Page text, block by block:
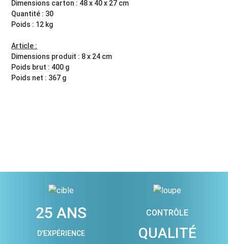
Dimensions carton : 48 x 40 x 27 cm
Quantité : 30
Poids : 12 kg
Article :
Dimensions produit : 8 x 24 cm
Poids brut : 400 g
Poids net : 367 g
25 ANS
D'EXPÉRIENCE
CONTRÔLE
QUALITÉ